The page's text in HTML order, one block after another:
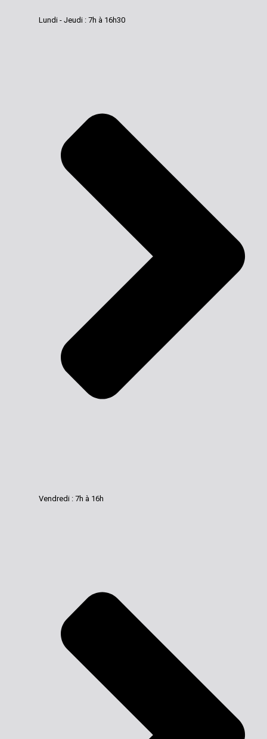
Lundi - Jeudi : 7h à 16h30
Vendredi : 7h à 16h